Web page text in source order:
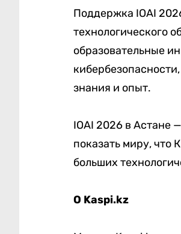
Поддержка IOAI
технологического
образовательные
знания и опыт.
IOAI 2026 в Астане
показать миру, что
больших
О Kaspi.kz